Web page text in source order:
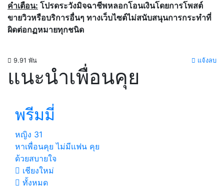
คำเตือน: โปรดระวังมิจฉาชีพหลอกโอนเงินโดยการโพสต์
ขายวิวหรือบริการอื่นๆ ทางเว็บไซต์ไม่สนับสนุนการกระทำที่
ผิดต่อกฏหมายทุกชนิด
9.91 พัน แจ้งลบ
แนะนำเพื่อนคุย
พรีมมี่
หญิง 31
หาเพื่อนคุย ไม่มีเเฟน คุย
ด้วยสบายใจ
เชียงใหม่
ทั้งหมด